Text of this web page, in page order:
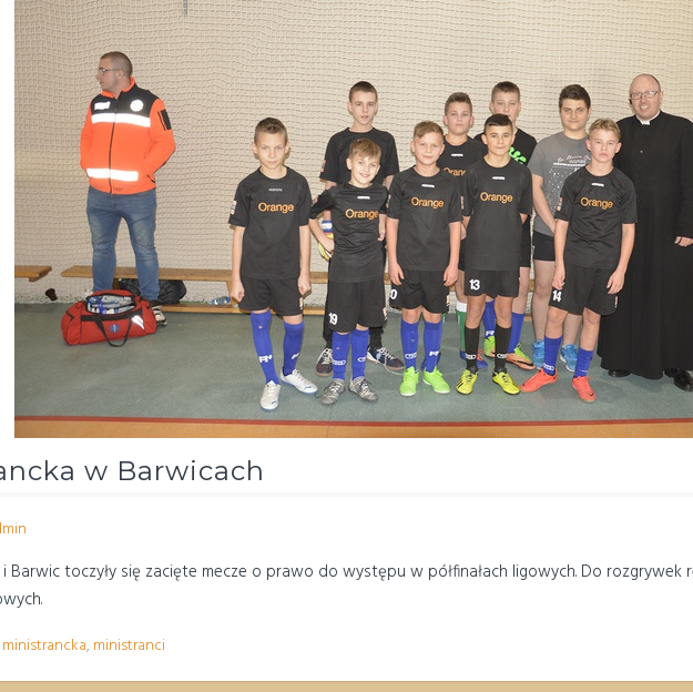
w Barwicach
i Barwic toczyły się zacięte mecze o prawo do występu w półfinałach ligowych. Do
, ministranci